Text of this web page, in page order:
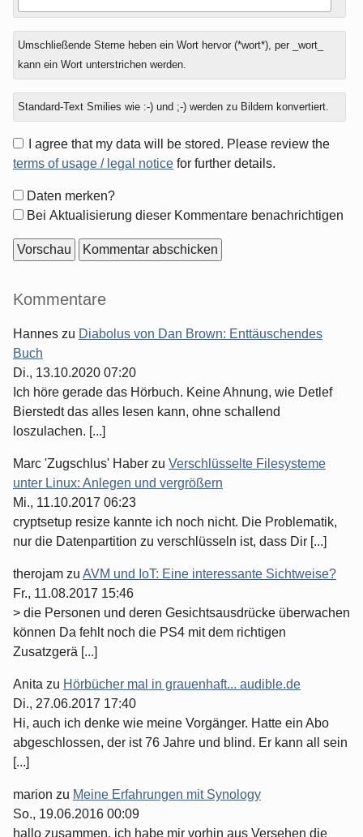
Umschließende Sterne heben ein Wort hervor (*wort*), per _wort_
kann ein Wort unterstrichen werden.
Standard-Text Smilies wie :-) und ;-) werden zu Bildern konvertiert.
I agree that my data will be stored. Please review the
terms of usage / legal notice for further details.
Formular-
Optionen
Daten merken?
Bei Aktualisierung dieser Kommentare benachrichtigen
Seitenleiste
Kommentare
Hannes zu Diabolus von Dan Brown: Enttäuschendes
Buch
Di., 13.10.2020 07:20
Ich höre gerade das Hörbuch. Keine Ahnung, wie Detlef
Bierstedt das alles lesen kann, ohne schallend
loszulachen. [...]
Marc 'Zugschlus' Haber zu Verschlüsselte Filesysteme
unter Linux: Anlegen und vergrößern
Mi., 11.10.2017 06:23
cryptsetup resize kannte ich noch nicht. Die Problematik,
nur die Datenpartition zu verschlüsseln ist, dass Dir [...]
therojam zu AVM und IoT: Eine interessante Sichtweise?
Fr., 11.08.2017 15:46
> die Personen und deren Gesichtsausdrücke überwachen
können Da fehlt noch die PS4 mit dem richtigen
Zusatzgerä [...]
Anita zu Hörbücher mal in grauenhaft... audible.de
Di., 27.06.2017 17:40
Hi, auch ich denke wie meine Vorgänger. Hatte ein Abo
abgeschlossen, der ist 76 Jahre und blind. Er kann all sein
[...]
marion zu Meine Erfahrungen mit Synology
So., 19.06.2016 00:09
hallo zusammen, ich habe mir vorhin aus Versehen die